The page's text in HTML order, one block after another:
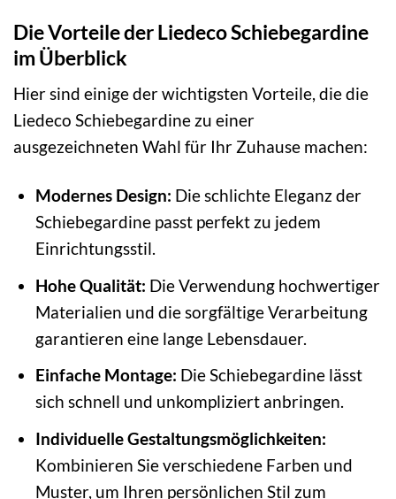
Die Vorteile der Liedeco Schiebegardine
im Überblick
Hier sind einige der wichtigsten Vorteile, die die
Liedeco Schiebegardine zu einer
ausgezeichneten Wahl für Ihr Zuhause machen:
Modernes Design: Die schlichte Eleganz der
Schiebegardine passt perfekt zu jedem
Einrichtungsstil.
Hohe Qualität: Die Verwendung hochwertiger
Materialien und die sorgfältige Verarbeitung
garantieren eine lange Lebensdauer.
Einfache Montage: Die Schiebegardine lässt
sich schnell und unkompliziert anbringen.
Individuelle Gestaltungsmöglichkeiten:
Kombinieren Sie verschiedene Farben und
Muster, um Ihren persönlichen Stil zum